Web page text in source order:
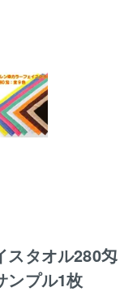
スタオル280匁
ンプル1枚